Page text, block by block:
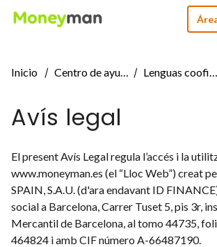
Inicio Centro de ayuda Lenguas cooficiales
Avís legal
El present Avís Legal regula l’accés i la
www.moneyman.es (el “Lloc Web”) creat
SPAIN, S.A.U. (d'ara endavant ID
social a Barcelona, Carrer Tuset 5, pis 3r,
Mercantil de Barcelona, al tomo 44735,
464824 i amb CIF número A-66487190.